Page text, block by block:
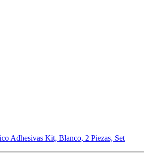
Adhesivas Kit, Blanco, 2 Piezas, Set